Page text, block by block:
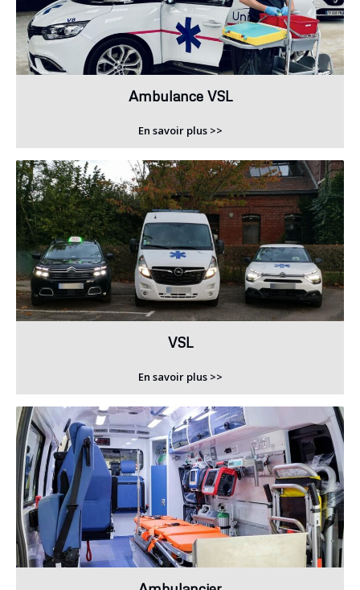
Ambulance VSL
En savoir plus >>
VSL
En savoir plus >>